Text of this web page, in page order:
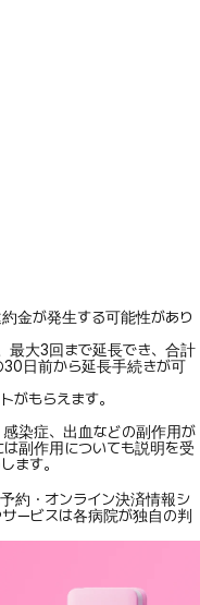
金が発生する可能性があり
最大3回まで延長でき、合計
日前から延長手続きが可
がもらえます。
染症、出血などの副作用が
副作用についても説明を受
ます。
約・オンライン決済情報シ
ービスは各病院が独自の判